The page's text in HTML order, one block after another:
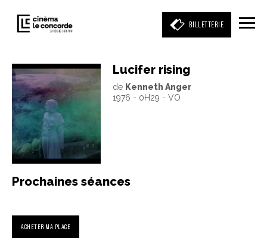
BILLETTERIE
Entrez votre mot clé
(film, réalisateur, acteur, événement)
Lucifer rising
de Kenneth Anger
1976 - 0H29 - VO
Prochaines séances
ACHETER MA PLACE